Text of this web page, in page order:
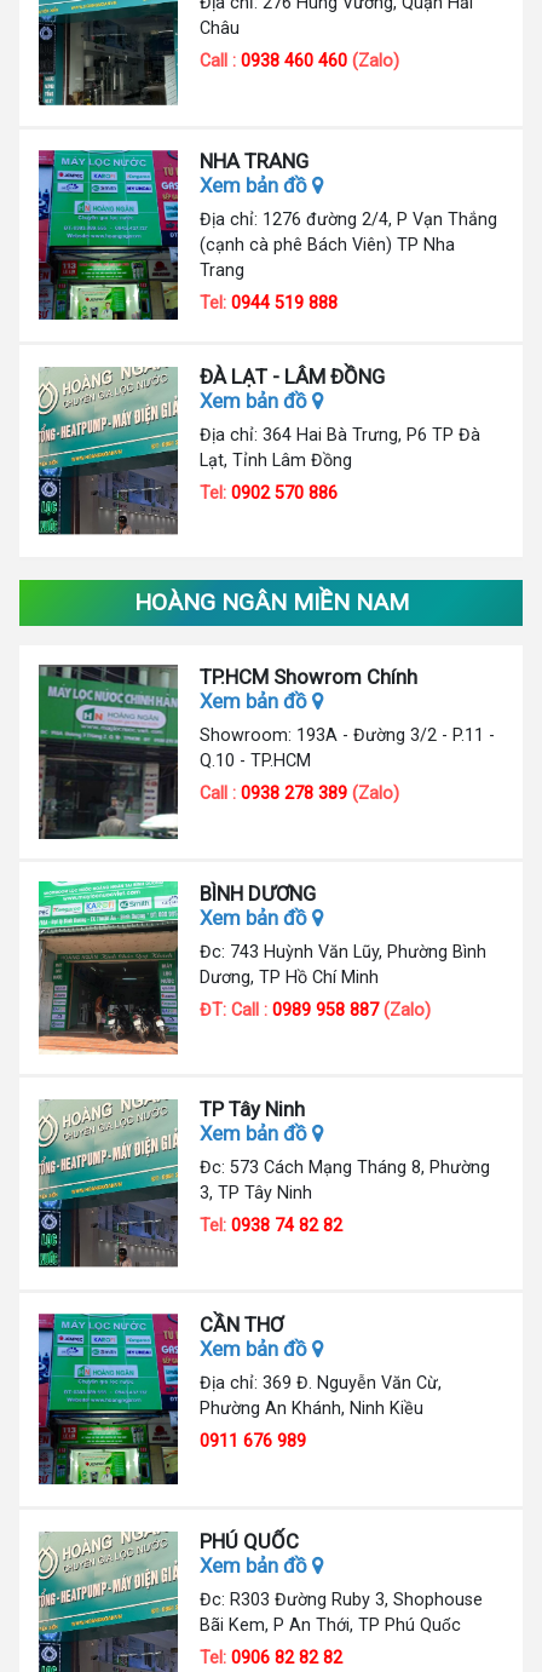
Châu
Call :0938 460 460 (Zalo)
NHA TRANG
Xem bản đồ
Địa chỉ: 1276 đường 2/4, P Vạn Thắng
(cạnh cà phê Bách Viên) TP Nha
Trang
Tel:0944 519 888
ĐÀ LẠT - LÂM ĐỒNG
Xem bản đồ
Địa chỉ: 364 Hai Bà Trưng, P6 TP Đà
Lạt, Tỉnh Lâm Đồng
Tel:0902 570 886
HOÀNG NGÂN MIỀN NAM
TP.HCM Showrom Chính
Xem bản đồ
Showroom: 193A - Đường 3/2 - P.11 -
Q.10 - TP.HCM
Call :0938 278 389(Zalo)
BÌNH DƯƠNG
Xem bản đồ
Đc: 743 Huỳnh Văn Lũy, Phường Bình
Dương, TP Hồ Chí Minh
ĐT: Call :0989 958 887(Zalo)
TP Tây Ninh
Xem bản đồ
Đc: 573 Cách Mạng Tháng 8, Phường
3, TP Tây Ninh
Tel:0938 74 82 82
CẦN THƠ
Xem bản đồ
Địa chỉ: 369 Đ. Nguyễn Văn Cừ,
Phường An Khánh, Ninh Kiều
0911 676 989
PHÚ QUỐC
Xem bản đồ
Đc: R303 Đường Ruby 3, Shophouse
Bãi Kem, P An Thới, TP Phú Quốc
Tel:0906 82 82 82